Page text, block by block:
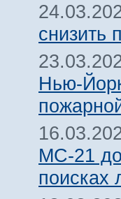
снизить
Нью-
МС-21
поисках